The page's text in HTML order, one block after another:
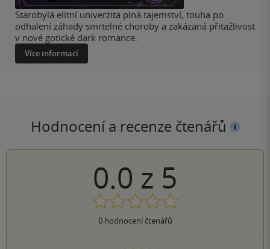
Starobylá elitní univerzita plná tajemství, touha po
odhalení záhady smrtelné choroby a zakázaná přitažlivost
v nové gotické dark romance.
Více informací
Hodnocení a recenze čtenářů
0.0 z 5
0hodnocení čtenářů